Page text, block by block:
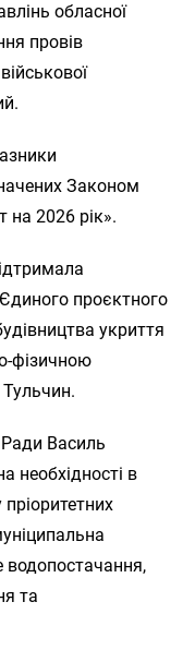
обласної
провів
Законом
2026 рік».
проєктного
укриття
фізичною
Василь
необхідності в
водопостачання,
та